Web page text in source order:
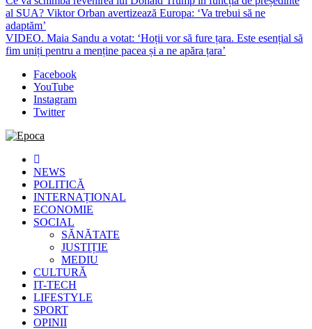
al SUA? Viktor Orban avertizează Europa: ‘Va trebui să ne
adaptăm’
VIDEO. Maia Sandu a votat: ‘Hoții vor să fure țara. Este esențial să
fim uniți pentru a menține pacea și a ne apăra țara’
Facebook
YouTube
Instagram
Twitter
Epoca
Cele mai noi știri online din România
NEWS
POLITICĂ
INTERNAȚIONAL
ECONOMIE
SOCIAL
SĂNĂTATE
JUSTIȚIE
MEDIU
CULTURĂ
IT-TECH
LIFESTYLE
SPORT
OPINII